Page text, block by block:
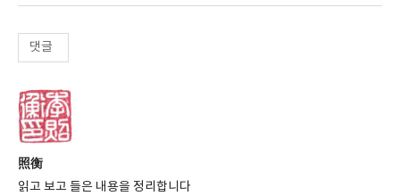
댓글
照衡
읽고 보고 들은 내용을 정리합니다